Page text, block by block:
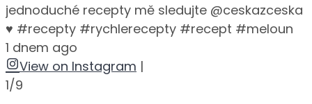
jednoduché recepty mě sledujte @ceskazceska
♥️ #recepty #rychlerecepty #recept #meloun
1 dnem ago
View on Instagram |
1/9